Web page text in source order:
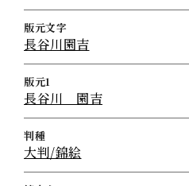
版元文字
長谷川園吉
版元1
長谷川 園吉
判種
大判/錦絵